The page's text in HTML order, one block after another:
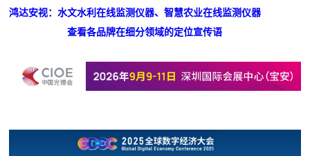
鸿达安视：水文水利在线监测仪器、智慧农业在线监测仪器
查看各品牌在细分领域的定位宣传语